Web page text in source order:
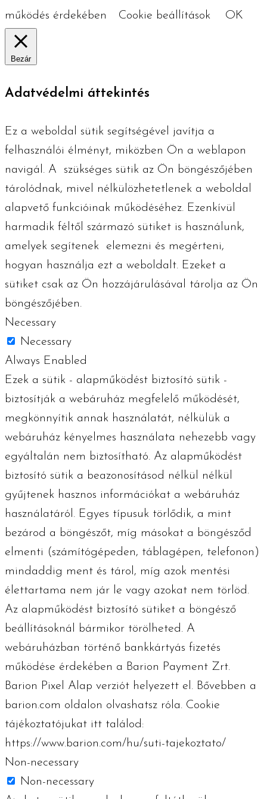
működés érdekében
Cookie beállítások OK
Bezár
Adatvédelmi áttekintés
Ez a weboldal sütik segítségével javítja a
felhasználói élményt, miközben Ön a weblapon
navigál. A szükséges ​​sütik az Ön böngészőjében
tárolódnak, mivel nélkülözhetetlenek a weboldal
alapvető funkcióinak működéséhez. Ezenkívül
harmadik féltől származó sütiket is használunk,
amelyek segítenek elemezni és megérteni,
hogyan használja ezt a weboldalt. Ezeket a
sütiket csak az Ön hozzájárulásával tárolja az Ön
böngészőjében.
Necessary
Necessary
Always Enabled
Ezek a sütik - alapműködést biztosító sütik -
biztosítják a webáruház megfelelő működését,
megkönnyítik annak használatát, nélkülük a
webáruház kényelmes használata nehezebb vagy
egyáltalán nem biztosítható. Az alapműködést
biztosító sütik a beazonosításod nélkül nélkül
gyűjtenek hasznos információkat a webáruház
használatáról. Egyes típusuk törlődik, a mint
bezárod a böngészőt, míg másokat a böngésződ
elmenti (számítógépeden, táblagépen, telefonon)
mindaddig ment és tárol, míg azok mentési
élettartama nem jár le vagy azokat nem törlöd.
Az alapműködést biztosító sütiket a böngésző
beállításoknál bármikor törölheted. A
webáruházban történő bankkártyás fizetés
működése érdekében a Barion Payment Zrt.
Barion Pixel Alap verziót helyezett el. Bővebben a
barion.com oldalon olvashatsz róla. Cookie
tájékoztatójukat itt találod:
https://www.barion.com/hu/suti-tajekoztato/
Non-necessary
Non-necessary